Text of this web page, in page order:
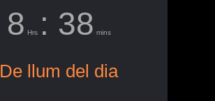
8 Hrs : 38 mins
De llum del dia